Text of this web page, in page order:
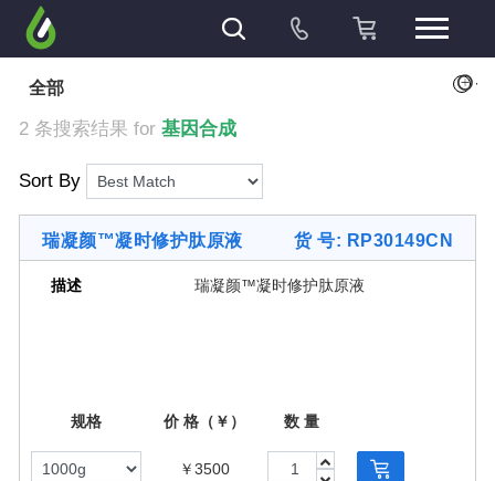
全部 +
2 条搜索结果 for 基因合成
Sort By
瑞凝颜™凝时修护肽原液 货 号: RP30149CN
描述 瑞凝颜™凝时修护肽原液
规格 价 格（￥） 数 量
￥3500